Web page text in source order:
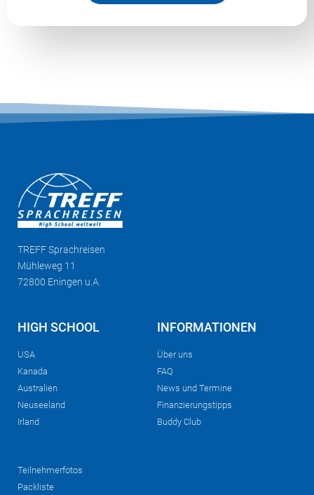
TREFFSprachreisen
Mühleweg 11
72800 Eningen u.A.
HIGH SCHOOL
USA
Kanada
Australien
Neuseeland
Irland
INFORMATIONEN
Über uns
FAQ
News und Termine
Finanzierungstipps
Buddy Club
Teilnehmerfotos
Packliste